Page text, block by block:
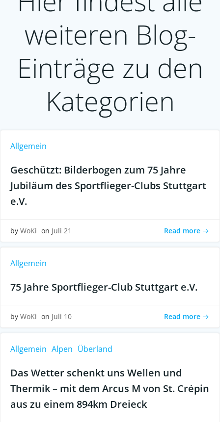
weiteren Blog-
Einträge zu den
Kategorien
Allgemein
Geschützt: Bilderbogen zum 75 Jahre
Jubiläum des Sportflieger-Clubs Stuttgart
e.V.
by WoKi on Juli 21 Read more
Allgemein
75 Jahre Sportflieger-Club Stuttgart e.V.
by WoKi on Juli 10 Read more
Allgemein Alpen Überland
Das Wetter schenkt uns Wellen und
Thermik – mit dem Arcus M von St. Crépin
aus zu einem 894km Dreieck